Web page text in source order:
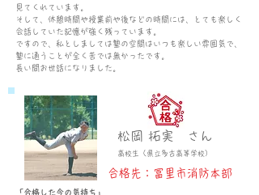
見てくれています。
そして、休憩時間や授業前や後などの時間には、とても楽しく
会話していた記憶が強く残っています。
ですので、私としましては塾の空間はいつも楽しい雰囲気で、
塾に通うことが全く苦では無かったです。
長い間お世話になりました。
松岡 拓実 さん
高校生（ 県立多古 高等学校）
合格先：冨里市消防本部
「合格した今の気持ち」